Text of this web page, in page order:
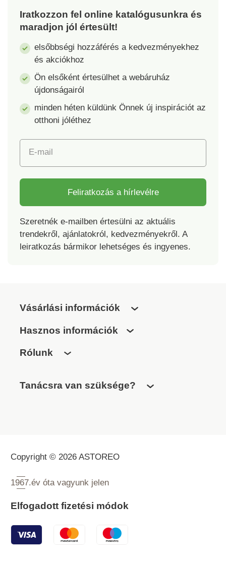
Iratkozzon fel online katalógusunkra és
maradjon jól értesült!
elsőbbségi hozzáférés a kedvezményekhez
és akciókhoz
Ön elsőként értesülhet a webáruház
újdonságairól
minden héten küldünk Önnek új inspirációt az
otthoni jóléthez
E-mail
Feliratkozás a hírlevélre
Szeretnék e-mailben értesülni az aktuális
trendekről, ajánlatokról, kedvezményekről. A
leiratkozás bármikor lehetséges és ingyenes.
Vásárlási információk
Hasznos információk
Rólunk
Tanácsra van szüksége?
Copyright © 2026 ASTOREO
1967.év óta vagyunk jelen
Elfogadott fizetési módok